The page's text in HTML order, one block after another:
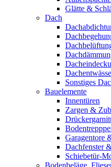
Glätte &
Dach
Sonstiges
Bauelemente
Innentüren
Zargen &
Garagentore
Dachfenster
Schiebetür-
Bodenbeläge,